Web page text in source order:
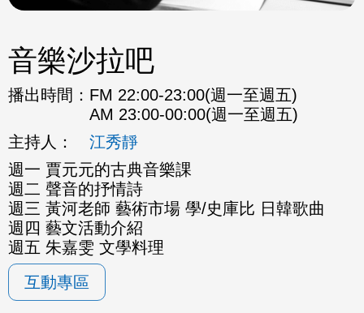
音樂沙拉吧
播出時間： FM 22:00-23:00(週一至週五)
AM 23:00-00:00(週一至週五)
主持人：
江秀靜
週一 賈元元的古典音樂課
週二 聲音的抒情詩
週三 黃河老師 藝術市場 學/史庫比 日韓歌曲
週四 藝文活動介紹
週五 朱嘉雯 文學料理
互動專區